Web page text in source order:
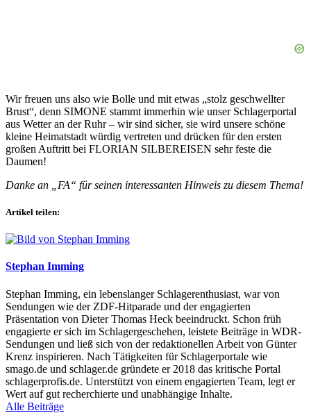
Wir freuen uns also wie Bolle und mit etwas „stolz geschwellter
Brust“, denn SIMONE stammt immerhin wie unser Schlagerportal
aus Wetter an der Ruhr – wir sind sicher, sie wird unsere schöne
kleine Heimatstadt würdig vertreten und drücken für den ersten
großen Auftritt bei FLORIAN SILBEREISEN sehr feste die
Daumen!
Danke an „FA“ für seinen interessanten Hinweis zu diesem Thema!
Artikel teilen:
Stephan Imming
Stephan Imming, ein lebenslanger Schlagerenthusiast, war von
Sendungen wie der ZDF-Hitparade und der engagierten
Präsentation von Dieter Thomas Heck beeindruckt. Schon früh
engagierte er sich im Schlagergeschehen, leistete Beiträge in WDR-
Sendungen und ließ sich von der redaktionellen Arbeit von Günter
Krenz inspirieren. Nach Tätigkeiten für Schlagerportale wie
smago.de und schlager.de gründete er 2018 das kritische Portal
schlagerprofis.de. Unterstützt von einem engagierten Team, legt er
Wert auf gut recherchierte und unabhängige Inhalte.
Alle Beiträge